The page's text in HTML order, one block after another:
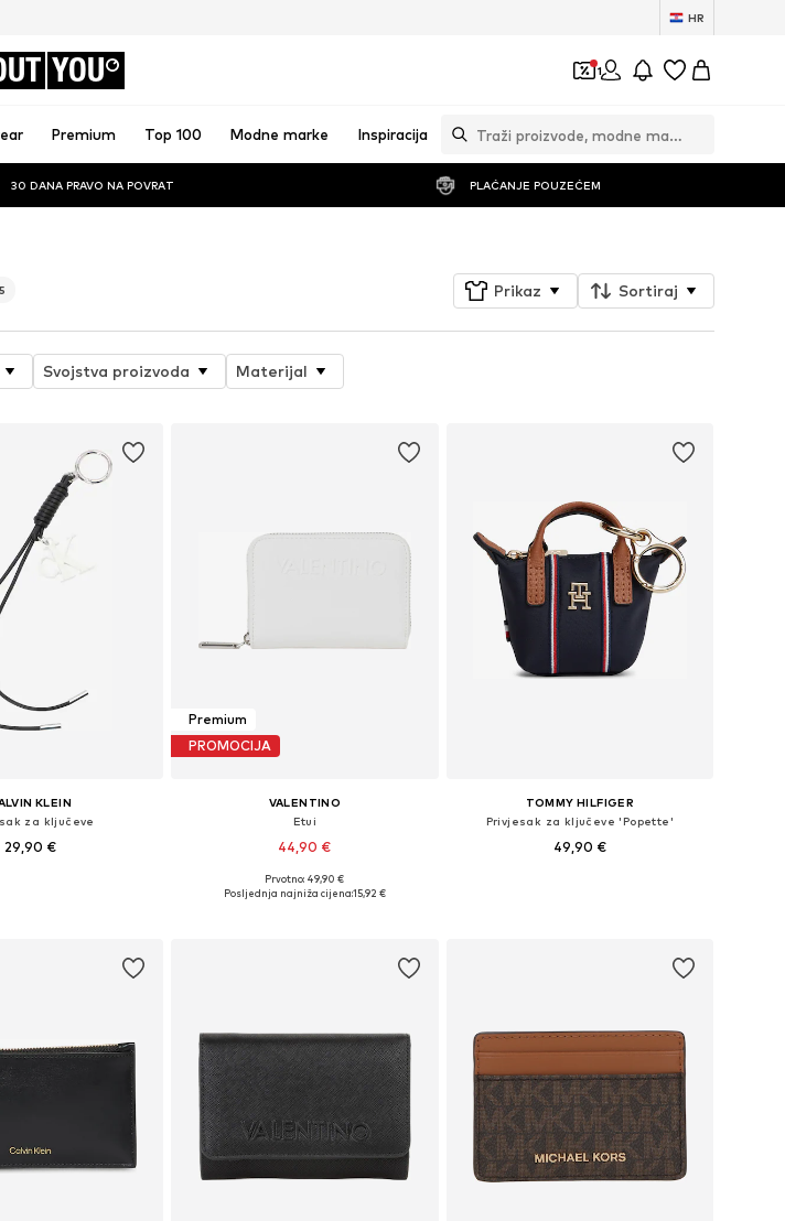
HR
YOU 1
Premium Top 100 Modne marke Inspiracija
30 DANA PRAVO NA POVRAT PLAĆANJE POUZEĆEM
Prikaz Sortiraj
Svojstva proizvoda Materijal
KLEIN
za ključeve
29,90 €
Premium
PROMOCIJA
VALENTINO
Etui
44,90 €
Dostupne veličine: One Size
Prvotno: 49,90 €
Posljednja najniža cijena:15,92 €
TOMMY HILFIGER
Privjesak za ključeve 'Popette'
49,90 €